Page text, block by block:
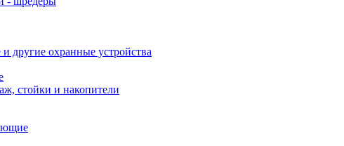
другие охранные устройства
стойки и накопители